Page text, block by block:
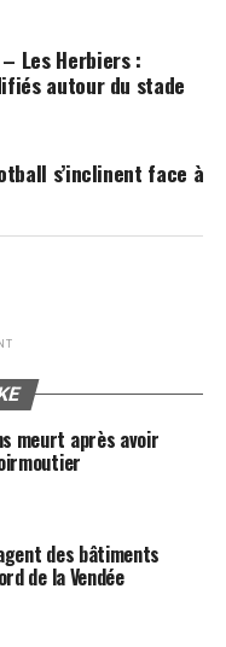
Les Herbiers :
autour du stade
s’inclinent face à
meurt après avoir
des bâtiments
de la Vendée